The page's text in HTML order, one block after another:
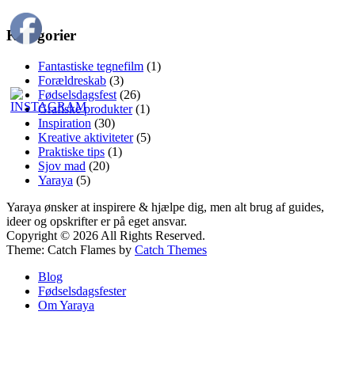
Kategorier
Fantastiske tegnefilm (1)
Forældreskab (3)
Fødselsdagsfest (26)
Grafiske produkter(1)
Inspiration (30)
Kreative aktiviteter(5)
Praktiske tips (1)
Sjov mad (20)
Yaraya (5)
Yaraya ønsker at inspirere & hjælpe dig, men alt brug af guides,
ideer og opskrifter er på eget ansvar.
Copyright © 2026 All Rights Reserved.
Theme: Catch Flames by Catch Themes
Blog
Fødselsdagsfester
Om Yaraya